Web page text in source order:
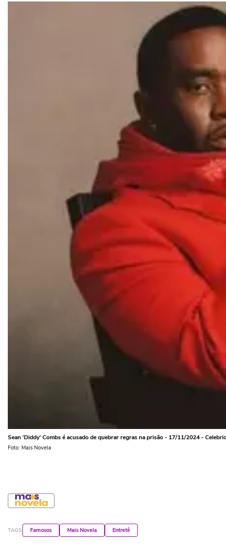
Sean 'Diddy' Combs é acusado de quebrar regras na prisão - 17/11/2024 -
Foto: Mais Novela
TAGS Famosos Mais Novela Entretê